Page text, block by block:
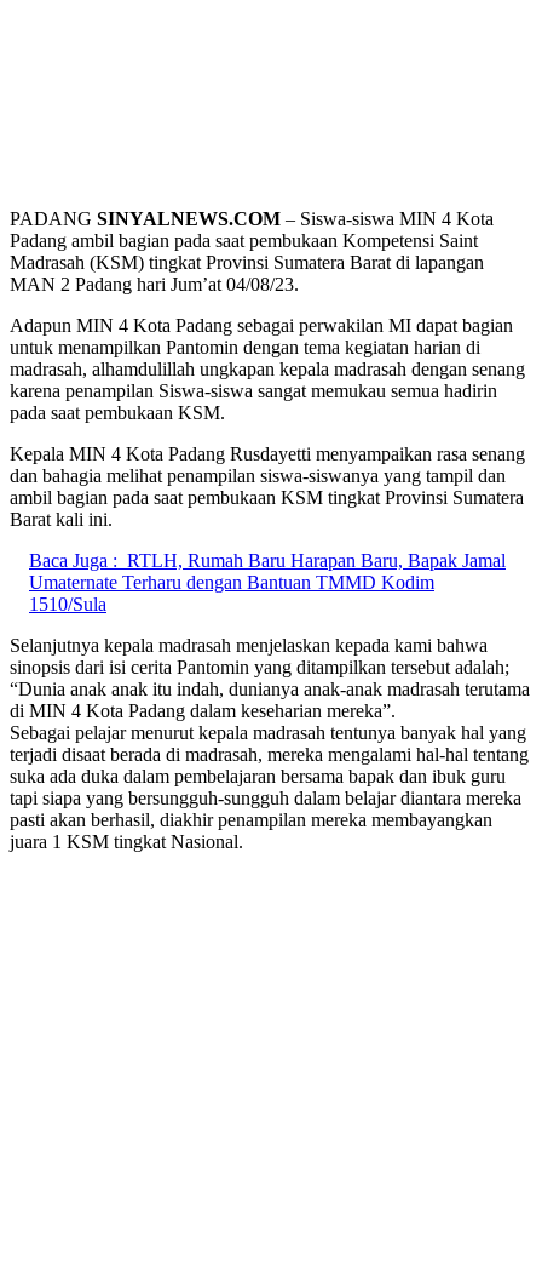
PADANG SINYALNEWS.COM – Siswa-siswa MIN 4 Kota
Padang ambil bagian pada saat pembukaan Kompetensi Saint
Madrasah (KSM) tingkat Provinsi Sumatera Barat di lapangan
MAN 2 Padang hari Jum’at 04/08/23.
Adapun MIN 4 Kota Padang sebagai perwakilan MI dapat bagian
untuk menampilkan Pantomin dengan tema kegiatan harian di
madrasah, alhamdulillah ungkapan kepala madrasah dengan senang
karena penampilan Siswa-siswa sangat memukau semua hadirin
pada saat pembukaan KSM.
Kepala MIN 4 Kota Padang Rusdayetti menyampaikan rasa senang
dan bahagia melihat penampilan siswa-siswanya yang tampil dan
ambil bagian pada saat pembukaan KSM tingkat Provinsi Sumatera
Barat kali ini.
Baca Juga : RTLH, Rumah Baru Harapan Baru, Bapak Jamal
Umaternate Terharu dengan Bantuan TMMD Kodim
1510/Sula
Selanjutnya kepala madrasah menjelaskan kepada kami bahwa
sinopsis dari isi cerita Pantomin yang ditampilkan tersebut adalah;
“Dunia anak anak itu indah, dunianya anak-anak madrasah terutama
di MIN 4 Kota Padang dalam keseharian mereka”.
Sebagai pelajar menurut kepala madrasah tentunya banyak hal yang
terjadi disaat berada di madrasah, mereka mengalami hal-hal tentang
suka ada duka dalam pembelajaran bersama bapak dan ibuk guru
tapi siapa yang bersungguh-sungguh dalam belajar diantara mereka
pasti akan berhasil, diakhir penampilan mereka membayangkan
juara 1 KSM tingkat Nasional.